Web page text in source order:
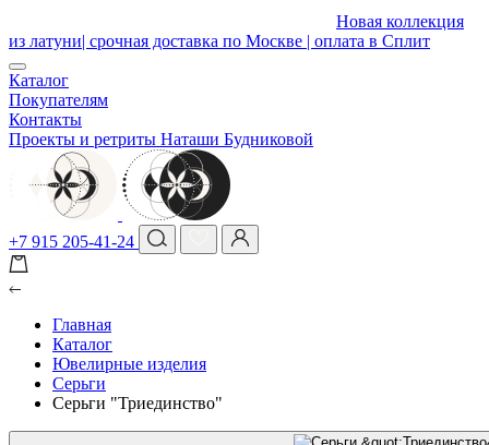
Новая коллекция
из латуни| срочная доставка по Москве | оплата в Сплит
Каталог
Покупателям
Контакты
Проекты и ретриты Наташи Будниковой
+7 915 205-41-24
Главная
Каталог
Ювелирные изделия
Серьги
Серьги "Триединство"